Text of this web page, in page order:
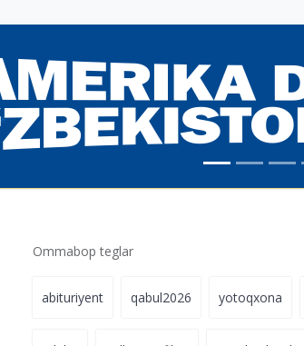
Ommabop teglar
abituriyent qabul2026 yotoqxona